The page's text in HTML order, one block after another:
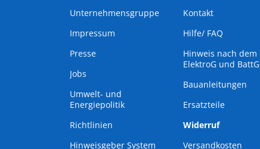
Unternehmensgruppe
Impressum
Presse
Jobs
Umwelt- und
Energiepolitik
Richtlinien
Hinweisgeber System
Kontakt
Hilfe/ FAQ
Hinweis nach dem
ElektroG und BattG
Bauanleitungen
Ersatzteile
Widerruf
Versandkosten